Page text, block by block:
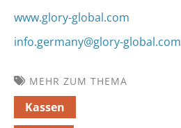
www.glory-global.com
info.germany@glory-global.com
MEHR ZUM THEMA
Kassen